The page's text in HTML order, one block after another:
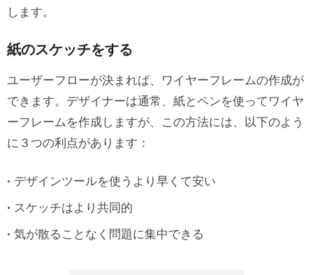
します。
紙のスケッチをする
ユーザーフローが決まれば、ワイヤーフレームの作成が
できます。デザイナーは通常、紙とペンを使ってワイヤ
ーフレームを作成しますが、この方法には、以下のよう
に３つの利点があります：
デザインツールを使うより早くて安い
スケッチはより共同的
気が散ることなく問題に集中できる